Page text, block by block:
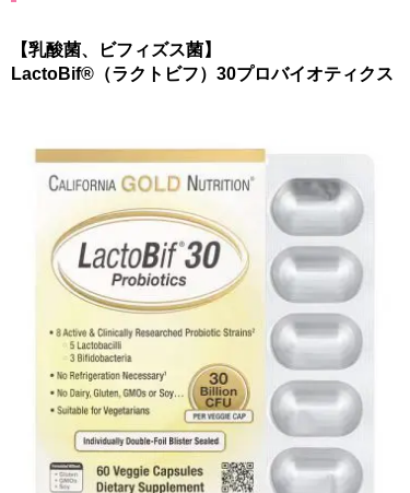
【乳酸菌、ビフィズス菌】
LactoBif®（ラクトビフ）30プロバイオティクス